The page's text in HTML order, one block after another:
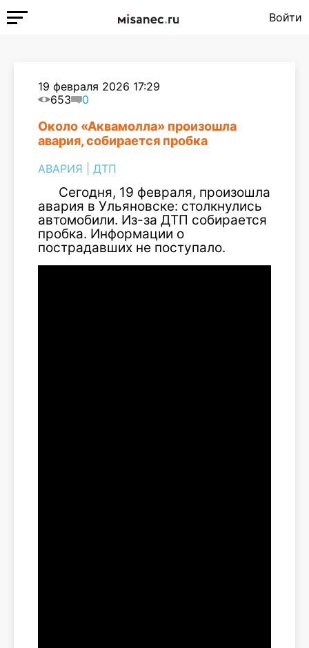
Войти
19 февраля 2026 17:29
653
0
Около «Аквамолла» произошла
авария, собирается пробка
АВАРИЯ ДТП
Сегодня, 19 февраля, произошла
авария в Ульяновске: столкнулись
автомобили. Из-за ДТП собирается
пробка. Информации о
пострадавших не поступало.